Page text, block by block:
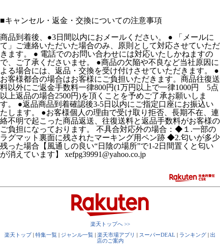
■キャンセル・返金・交換についての注意事項
商品到着後、●3日間以内におメールください。 ● 「メールに
て」ご連絡いただいた場合のみ、原則として対応させていただ
きます。 ● 電話でのお問い合わせには対応いたしかねますの
で、ご了承くださいませ。 ●商品の欠陥や不良など当社原因に
よる場合には、返品・交換を受け付けさせていただきます。 ●
お客様都合の場合はお客様にご負担いただきます。商品往復送
料以外にご返金手数料一律800円(1万円以上で一律1000円 5点
以上返品の場合2500円)を頂くことを予めご了承お願いしま
す。 ●返品商品到着確認後3-5日以内にご指定口座にお振込い
たします。 ●お客様個人の理由で受け取り拒否、長期不在、連
絡不明で起こった商品返送、往復送料と返品手数料がお客様の
ご負担になっております。 不具合対応外の場合：◆１.一部の
ラグマット裏面に残されたマーキング用ペン跡 ◆2.匂いが多少
残った場合【風通しの良い“日陰の場所”で1-2日間置くと匂い
が消えています】 xefpg39991@yahoo.co.jp
楽天トップへ >>
楽天トップ| 特集一覧 | ジャンル一覧 | 楽天市場アプリ | スーパーDEAL | ランキング | 出
店のご案内